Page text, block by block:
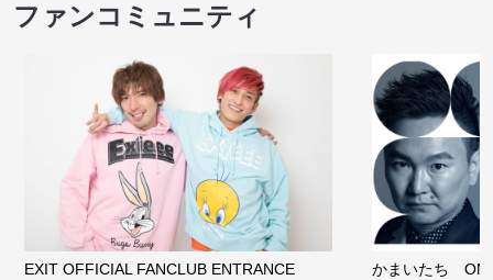
ファンコミュニティ
EXIT OFFICIAL FANCLUB ENTRANCE かまいたち